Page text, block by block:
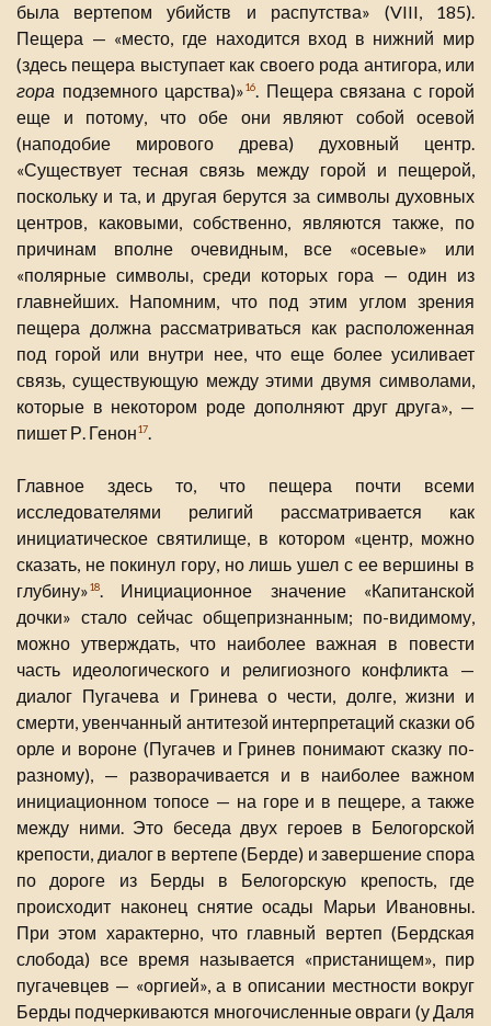
была вертепом убийств и распутства» (VIII, 185).
Пещера — «место, где находится вход в нижний мир
(здесь пещера выступает как своего рода антигора, или
гора подземного царства)»16. Пещера связана с горой
еще и потому, что обе они являют собой осевой
(наподобие мирового древа) духовный центр.
«Существует тесная связь между горой и пещерой,
поскольку и та, и другая берутся за символы духовных
центров, каковыми, собственно, являются также, по
причинам вполне очевидным, все «осевые» или
«полярные символы, среди которых гора — один из
главнейших. Напомним, что под этим углом зрения
пещера должна рассматриваться как расположенная
под горой или внутри нее, что еще более усиливает
связь, существующую между этими двумя символами,
которые в некотором роде дополняют друг друга», —
пишет Р. Генон17.
Главное здесь то, что пещера почти всеми
исследователями религий рассматривается как
инициатическое святилище, в котором «центр, можно
сказать, не покинул гору, но лишь ушел с ее вершины в
глубину»18. Инициационное значение «Капитанской
дочки» стало сейчас общепризнанным; по-видимому,
можно утверждать, что наиболее важная в повести
часть идеологического и религиозного конфликта —
диалог Пугачева и Гринева о чести, долге, жизни и
смерти, увенчанный антитезой интерпретаций сказки об
орле и вороне (Пугачев и Гринев понимают сказку по-
разному), — разворачивается и в наиболее важном
инициационном топосе — на горе и в пещере, а также
между ними. Это беседа двух героев в Белогорской
крепости, диалог в вертепе (Берде) и завершение спора
по дороге из Берды в Белогорскую крепость, где
происходит наконец снятие осады Марьи Ивановны.
При этом характерно, что главный вертеп (Бердская
слобода) все время называется «пристанищем», пир
пугачевцев — «оргией», а в описании местности вокруг
Берды подчеркиваются многочисленные овраги (у Даля